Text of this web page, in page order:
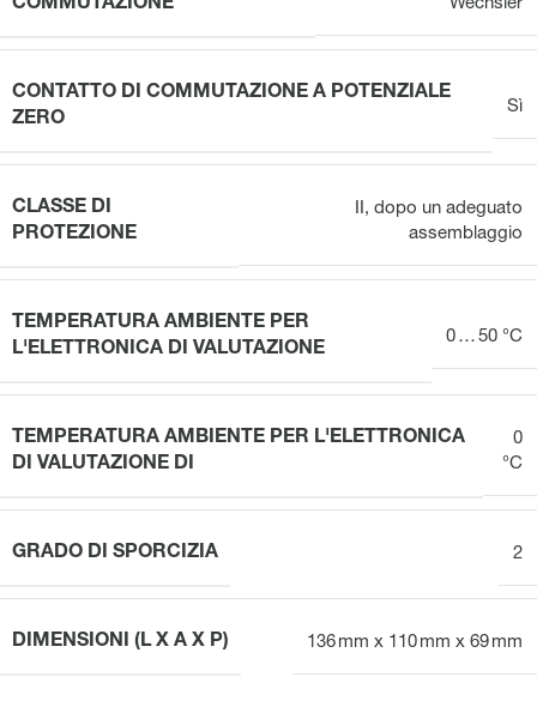
COMMUTAZIONE
Wechsler
CONTATTO DI COMMUTAZIONE A POTENZIALE
ZERO
Sì
CLASSE DI
PROTEZIONE
II, dopo un adeguato
assemblaggio
TEMPERATURA AMBIENTE PER
L'ELETTRONICA DI VALUTAZIONE
0 … 50 °C
TEMPERATURA AMBIENTE PER L'ELETTRONICA
DI VALUTAZIONE DI
0
°C
GRADO DI SPORCIZIA 2
DIMENSIONI (L X A X P) 136 mm x 110 mm x 69 mm